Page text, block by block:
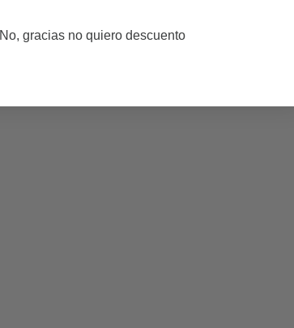
No, gracias no quiero descuento